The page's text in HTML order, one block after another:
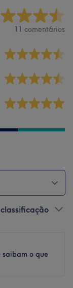
11 comentários
saibam o que